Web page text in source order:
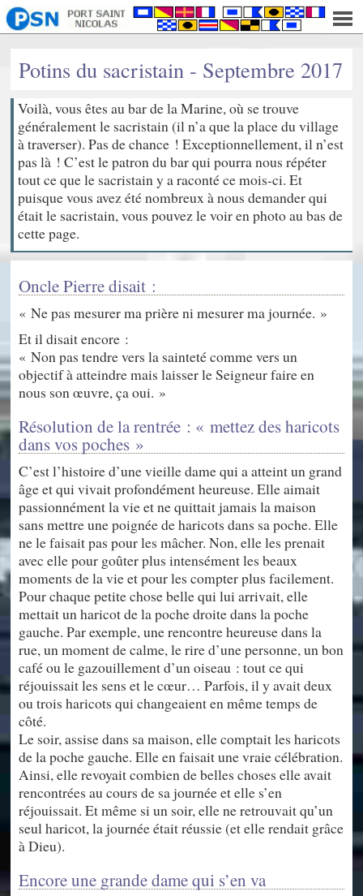
Potins du sacristain - Septembre 2017
Voilà, vous êtes au bar de la Marine, où se trouve
généralement le sacristain (il n’a que la place du village
à traverser). Pas de chance ! Exceptionnellement, il n’est
pas là ! C’est le patron du bar qui pourra nous répéter
tout ce que le sacristain y a raconté ce mois-ci. Et
puisque vous avez été nombreux à nous demander qui
était le sacristain, vous pouvez le voir en photo au bas de
cette page.
Oncle Pierre disait :
« Ne pas mesurer ma prière ni mesurer ma journée. »
Et il disait encore :
« Non pas tendre vers la sainteté comme vers un
objectif à atteindre mais laisser le Seigneur faire en
nous son œuvre, ça oui. »
Résolution de la rentrée : « mettez des haricots
dans vos poches »
C’est l’histoire d’une vieille dame qui a atteint un grand
âge et qui vivait profondément heureuse. Elle aimait
passionnément la vie et ne quittait jamais la maison
sans mettre une poignée de haricots dans sa poche. Elle
ne le faisait pas pour les mâcher. Non, elle les prenait
avec elle pour goûter plus intensément les beaux
moments de la vie et pour les compter plus facilement.
Pour chaque petite chose belle qui lui arrivait, elle
mettait un haricot de la poche droite dans la poche
gauche. Par exemple, une rencontre heureuse dans la
rue, un moment de calme, le rire d’une personne, un bon
café ou le gazouillement d’un oiseau : tout ce qui
réjouissait les sens et le cœur… Parfois, il y avait deux
ou trois haricots qui changeaient en même temps de
côté.
Le soir, assise dans sa maison, elle comptait les haricots
de la poche gauche. Elle en faisait une vraie célébration.
Ainsi, elle revoyait combien de belles choses elle avait
rencontrées au cours de sa journée et elle s’en
réjouissait. Et même si un soir, elle ne retrouvait qu’un
seul haricot, la journée était réussie (et elle rendait grâce
à Dieu).
Encore une grande dame qui s’en va